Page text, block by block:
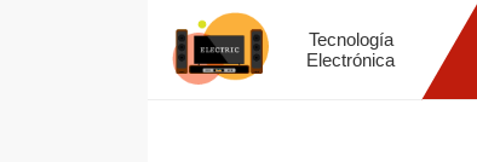
Tecnología
Electrónica